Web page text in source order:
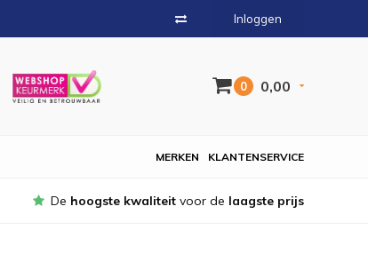
Inloggen
0 0,00
KLANTENSERVICE
MERKEN
De hoogste kwaliteit voor de laagste prijs